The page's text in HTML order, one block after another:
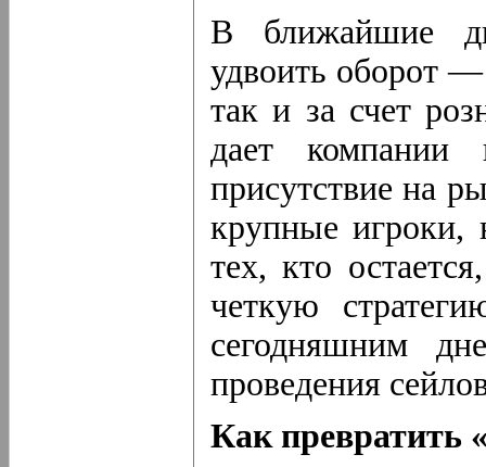
В ближайшие
удвоить оборот —
так и за счет
дает компании
присутствие на
крупные игроки,
тех, кто
четкую
сегодняшним
проведения
Как превратить